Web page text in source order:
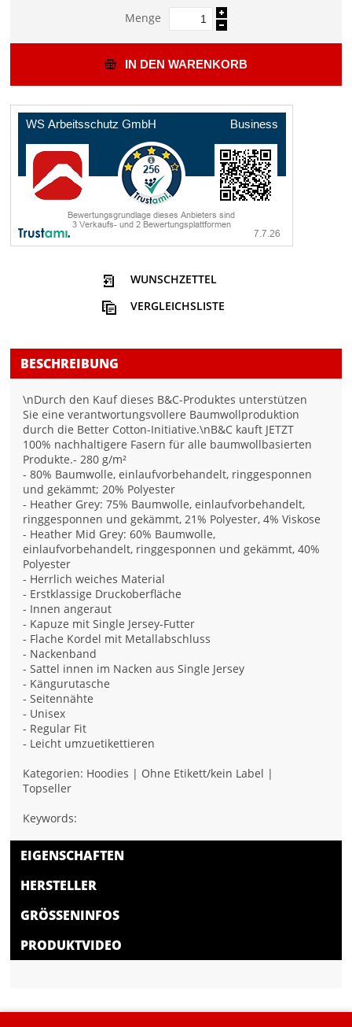
Menge
IN DEN WARENKORB
WUNSCHZETTEL
VERGLEICHSLISTE
BESCHREIBUNG
\nDurch den Kauf dieses B&C-Produktes unterstützen
Sie eine verantwortungsvollere Baumwollproduktion
durch die Better Cotton-Initiative.\nB&C kauft JETZT
100% nachhaltigere Fasern für alle baumwollbasierten
Produkte.- 280 g/m²
- 80% Baumwolle, einlaufvorbehandelt, ringgesponnen
und gekämmt; 20% Polyester
- Heather Grey: 75% Baumwolle, einlaufvorbehandelt,
ringgesponnen und gekämmt, 21% Polyester, 4% Viskose
- Heather Mid Grey: 60% Baumwolle,
einlaufvorbehandelt, ringgesponnen und gekämmt, 40%
Polyester
- Herrlich weiches Material
- Erstklassige Druckoberfläche
- Innen angeraut
- Kapuze mit Single Jersey-Futter
- Flache Kordel mit Metallabschluss
- Nackenband
- Sattel innen im Nacken aus Single Jersey
- Kängurutasche
- Seitennähte
- Unisex
- Regular Fit
- Leicht umzuetikettieren
Kategorien: Hoodies | Ohne Etikett/kein Label |
Topseller
Keywords:
EIGENSCHAFTEN
HERSTELLER
GRÖSSENINFOS
PRODUKTVIDEO